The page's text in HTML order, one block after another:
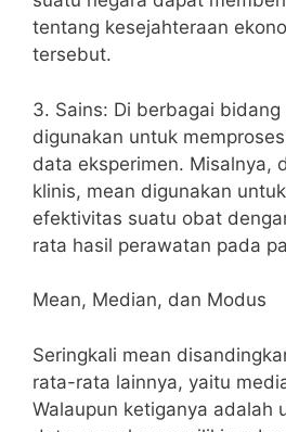
tentang kesejahteraan
tersebut.
3. Sains: Di berbagai bidang
digunakan untuk
data eksperimen. Misalnya,
klinis, mean digunakan
efektivitas suatu obat
rata hasil perawatan pada
Mean, Median, dan Modus
Seringkali mean
rata-rata lainnya, yaitu
Walaupun ketiganya adalah